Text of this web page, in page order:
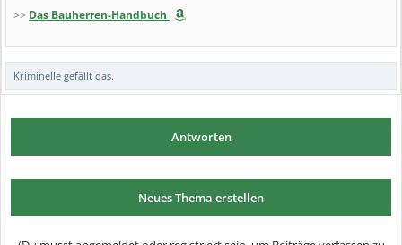
>> Das Bauherren-Handbuch
Kriminelle gefällt das.
Antworten
Neues Thema erstellen